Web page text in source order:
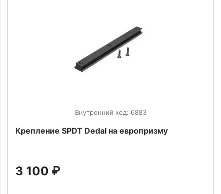
Внутренний код: 6883
Крепление SPDT Dedal на европризму
3 100 ₽